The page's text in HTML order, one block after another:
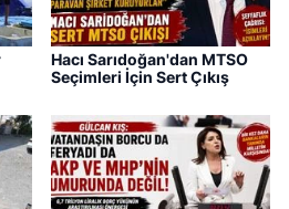
Hacı Sarıdoğan'dan MTSO
Seçimleri İçin Sert Çıkış